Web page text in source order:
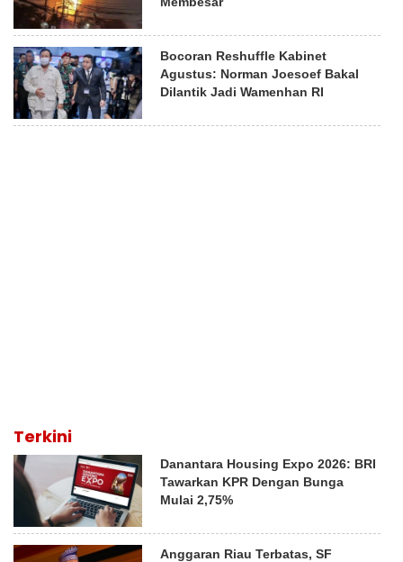
Bocoran Reshuffle Kabinet
Agustus: Norman Joesoef Bakal
Dilantik Jadi Wamenhan RI
Terkini
Danantara Housing Expo 2026: BRI
Tawarkan KPR Dengan Bunga
Mulai 2,75%
Anggaran Riau Terbatas, SF